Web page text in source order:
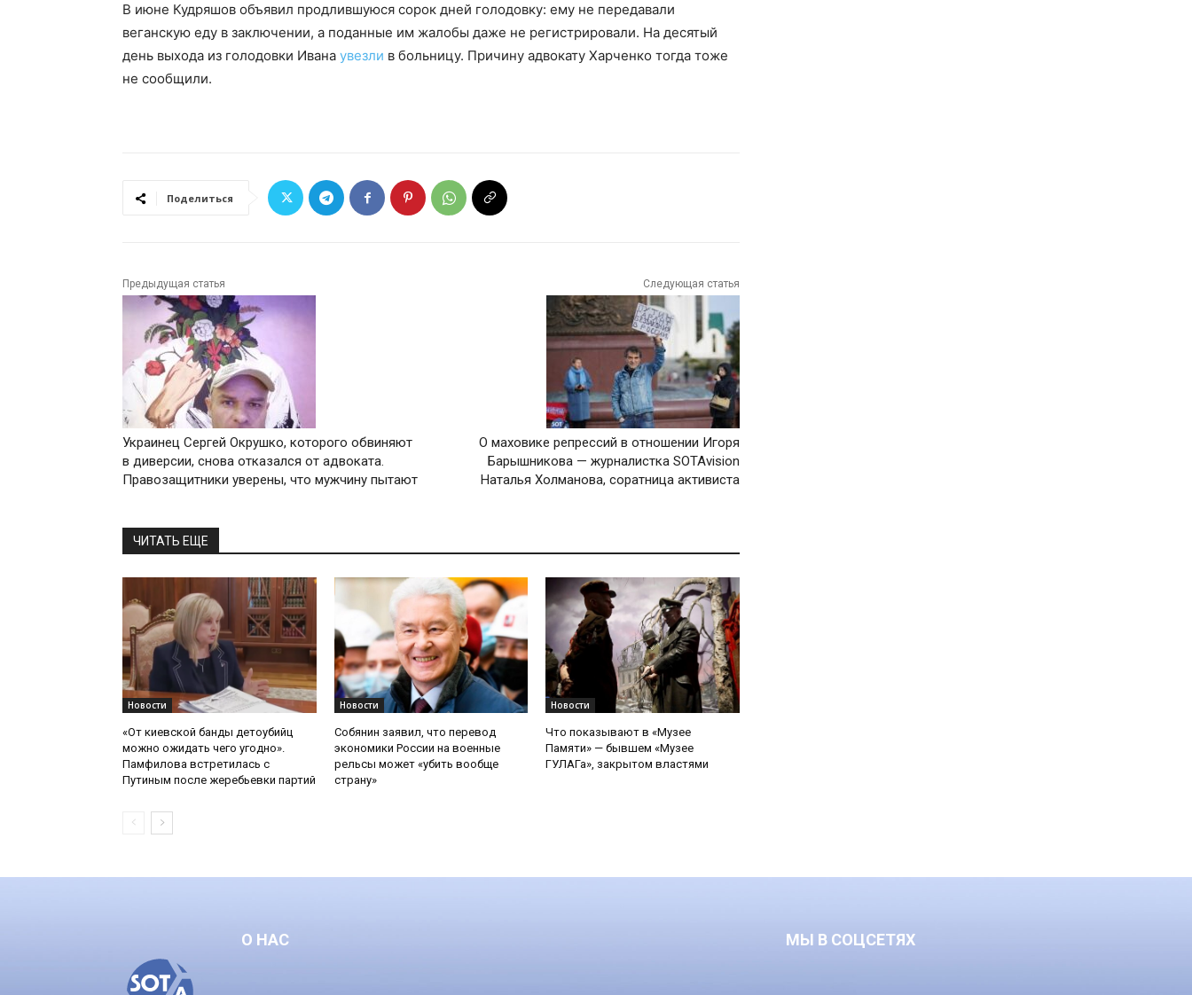
В июне Кудряшов объявил продлившуюся сорок дней голодовку: ему не передавали
веганскую еду в заключении, а поданные им жалобы даже не регистрировали. На десятый
день выхода из голодовки Ивана увезли в больницу. Причину адвокату Харченко тогда тоже
не сообщили.
Поделиться
Предыдущая статья
Украинец Сергей Окрушко, которого обвиняют
в диверсии, снова отказался от адвоката.
Правозащитники уверены, что мужчину пытают
Следующая статья
О маховике репрессий в отношении Игоря
Барышникова — журналистка SOTAvision
Наталья Холманова, соратница активиста
ЧИТАТЬ ЕЩЕ
Новости
«От киевской банды детоубийц
можно ожидать чего угодно».
Памфилова встретилась с
Путиным после жеребьевки партий
Новости
Собянин заявил, что перевод
экономики России на военные
рельсы может «убить вообще
страну»
Новости
Что показывают в «Музее
Памяти» — бывшем «Музее
ГУЛАГа», закрытом властями
О НАС МЫ В СОЦСЕТЯХ